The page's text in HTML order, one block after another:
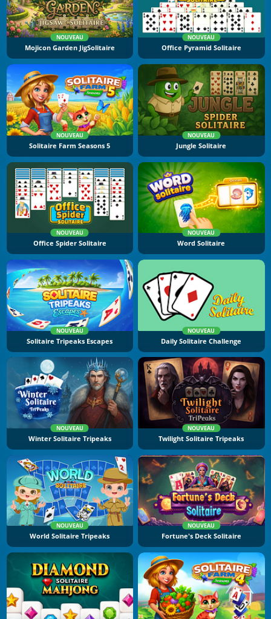
NOUVEAU
Mojicon Garden JigSolitaire
NOUVEAU
Office Pyramid Solitaire
NOUVEAU
Solitaire Farm Seasons 5
NOUVEAU
Jungle Solitaire
NOUVEAU
Office Spider Solitaire
NOUVEAU
Word Solitaire
NOUVEAU
Solitaire Tripeaks Escapes
NOUVEAU
Daily Solitaire Challenge
NOUVEAU
Winter Solitaire Tripeaks
NOUVEAU
Twilight Solitaire Tripeaks
NOUVEAU
World Solitaire Tripeaks
NOUVEAU
Fortune's Deck Solitaire